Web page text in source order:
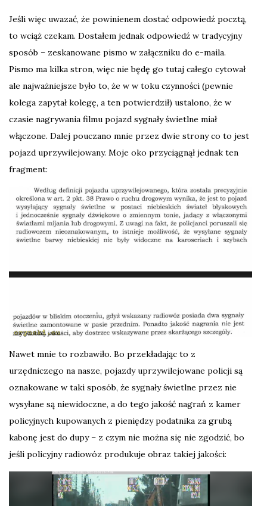
Jeśli więc uwazać, że powinienem dostać odpowiedź pocztą,
to wciąż czekam. Dostałem jednak odpowiedź w tradycyjny
sposób – zeskanowane pismo w załączniku do e-maila.
Pismo ma kilka stron, więc nie będę go tutaj całego cytował
ale najważniejsze było to, że w w toku czynności (pewnie
kolega zapytał kolegę, a ten potwierdził) ustalono, że w
czasie nagrywania filmu pojazd sygnały świetlne miał
włączone. Dalej pouczano mnie przez dwie strony co to jest
pojazd uprzywilejowany. Moje oko przyciągnął jednak ten
fragment:
Nawet mnie to rozbawiło. Bo przekładając to z
urzędniczego na nasze, pojazdy uprzywilejowane policji są
oznakowane w taki sposób, że sygnały świetlne przez nie
wysyłane są niewidoczne, a do tego jakość nagrań z kamer
policyjnych kupowanych z pieniędzy podatnika za grubą
kabonę jest do dupy – z czym nie można się nie zgodzić, bo
jeśli policyjny radiowóz produkuje obraz takiej jakości: